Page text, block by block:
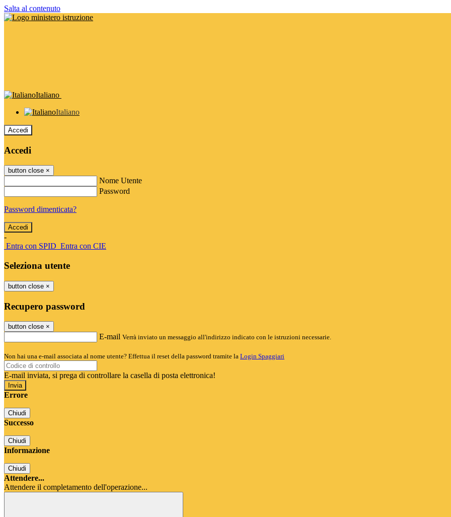
Salta al contenuto
Italiano
Italiano
Accedi
Accedi
button close ×
Nome Utente
Password
Password dimenticata?
-
Entra con SPID Entra con CIE
Seleziona utente
button close ×
Recupero password
button close ×
E-mail Verrà inviato un messaggio all'indirizzo indicato con le istruzioni necessarie.
Non hai una e-mail associata al nome utente? Effettua il reset della password tramite la Login Spaggiari
E-mail inviata, si prega di controllare la casella di posta elettronica!
Errore
Chiudi
Successo
Chiudi
Informazione
Chiudi
Attendere...
Attendere il completamento dell'operazione...